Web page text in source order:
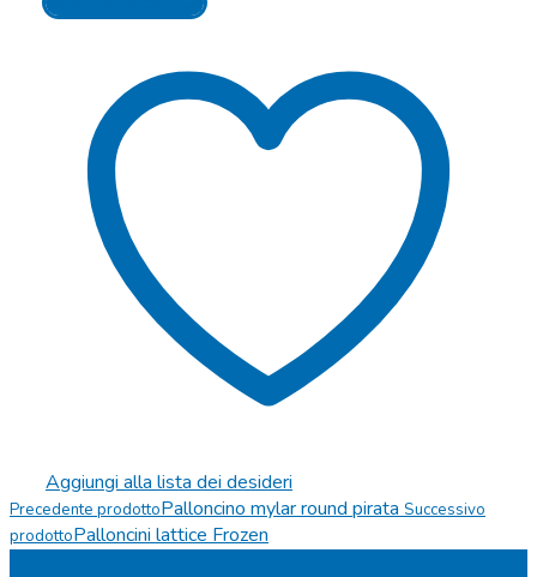
Aggiungi alla lista dei desideri
Precedente prodottoPalloncino mylar round pirata Successivo
prodottoPalloncini lattice Frozen